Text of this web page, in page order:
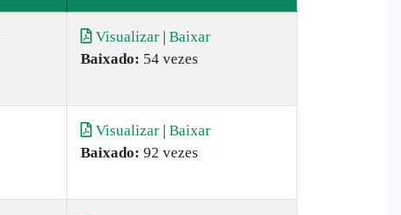
Visualizar | Baixar
Baixado: 54 vezes
Visualizar | Baixar
Baixado: 92 vezes